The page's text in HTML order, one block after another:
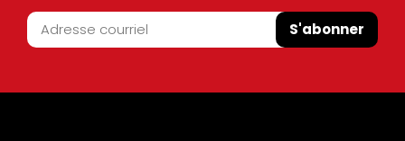
S'abonner